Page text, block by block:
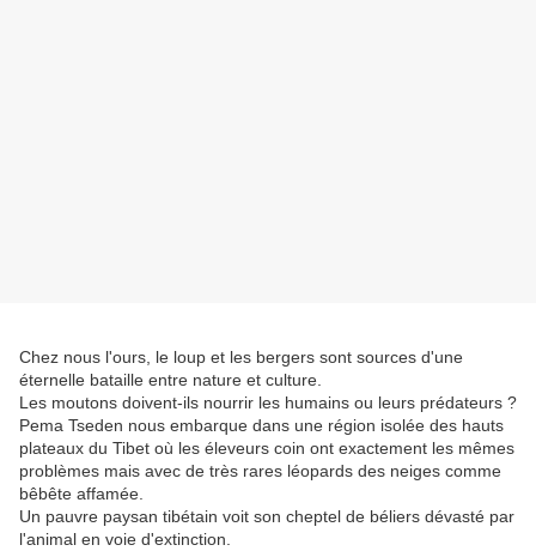
Chez nous l'ours, le loup et les bergers sont sources d'une
éternelle bataille entre nature et culture.
Les moutons doivent-ils nourrir les humains ou leurs prédateurs ?
Pema Tseden nous embarque dans une région isolée des hauts
plateaux du Tibet où les éleveurs coin ont exactement les mêmes
problèmes mais avec de très rares léopards des neiges comme
bêbête affamée.
Un pauvre paysan tibétain voit son cheptel de béliers dévasté par
l'animal en voie d'extinction.